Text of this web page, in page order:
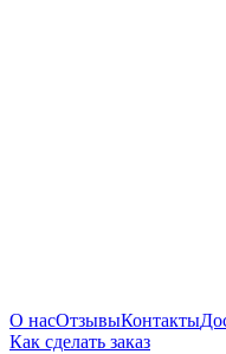
О насОтзывыКонтакты
Как сделать заказ